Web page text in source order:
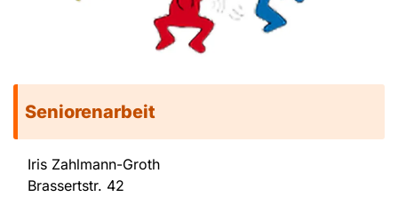
Seniorenarbeit
Iris Zahlmann-Groth
Brassertstr. 42